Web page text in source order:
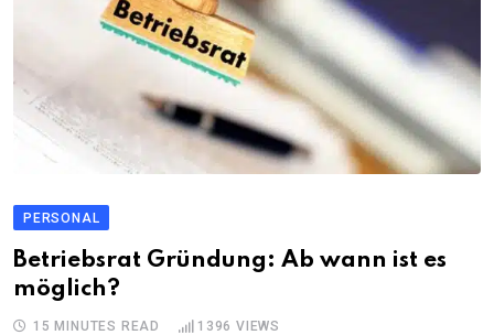
PERSONAL
Betriebsrat Gründung: Ab wann ist es
möglich?
15 MINUTES READ 1396 VIEWS